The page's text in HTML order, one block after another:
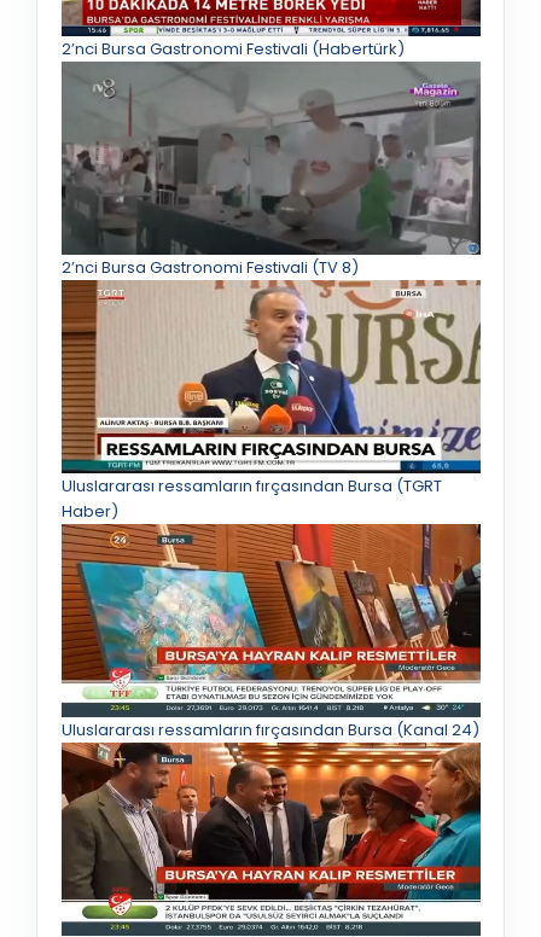
2’nci Bursa Gastronomi Festivali (Habertürk)
2’nci Bursa Gastronomi Festivali (TV 8)
Uluslararası ressamların fırçasından Bursa (TGRT
Haber)
Uluslararası ressamların fırçasından Bursa (Kanal 24)